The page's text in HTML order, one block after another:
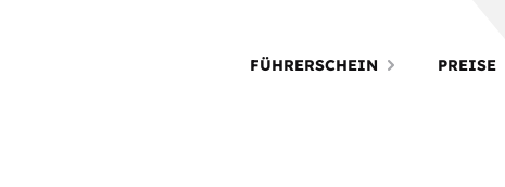
FÜHRERSCHEIN PREISE